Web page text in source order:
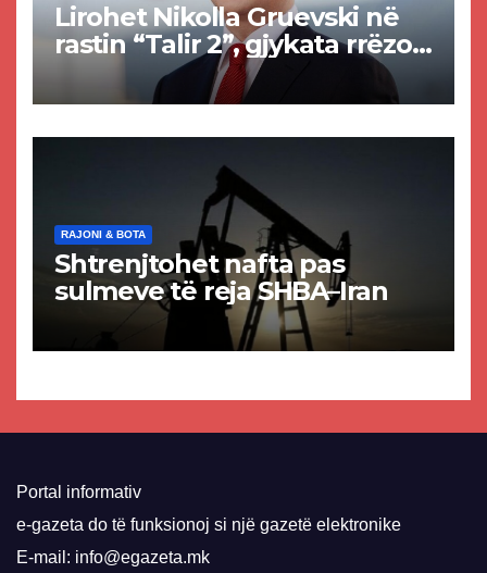
Lirohet Nikolla Gruevski në
rastin “Talir 2”, gjykata rrëzon
akuzat për ndërtimin e
paligjshëm të selisë së
RAJONI & BOTA
Shtrenjtohet nafta pas
sulmeve të reja SHBA–Iran
Portal informativ
e-gazeta do të funksionoj si një gazetë elektronike
E-mail: info@egazeta.mk